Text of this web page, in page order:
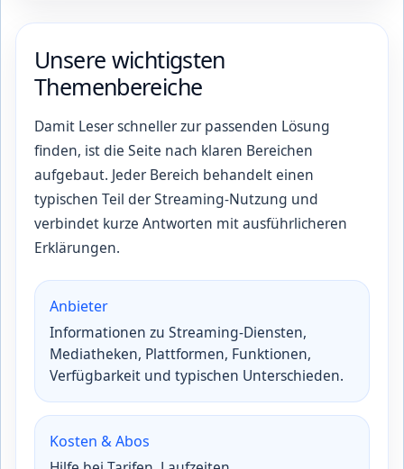
Unsere wichtigsten
Themenbereiche
Damit Leser schneller zur passenden Lösung
finden, ist die Seite nach klaren Bereichen
aufgebaut. Jeder Bereich behandelt einen
typischen Teil der Streaming-Nutzung und
verbindet kurze Antworten mit ausführlicheren
Erklärungen.
Anbieter
Informationen zu Streaming-Diensten,
Mediatheken, Plattformen, Funktionen,
Verfügbarkeit und typischen Unterschieden.
Kosten & Abos